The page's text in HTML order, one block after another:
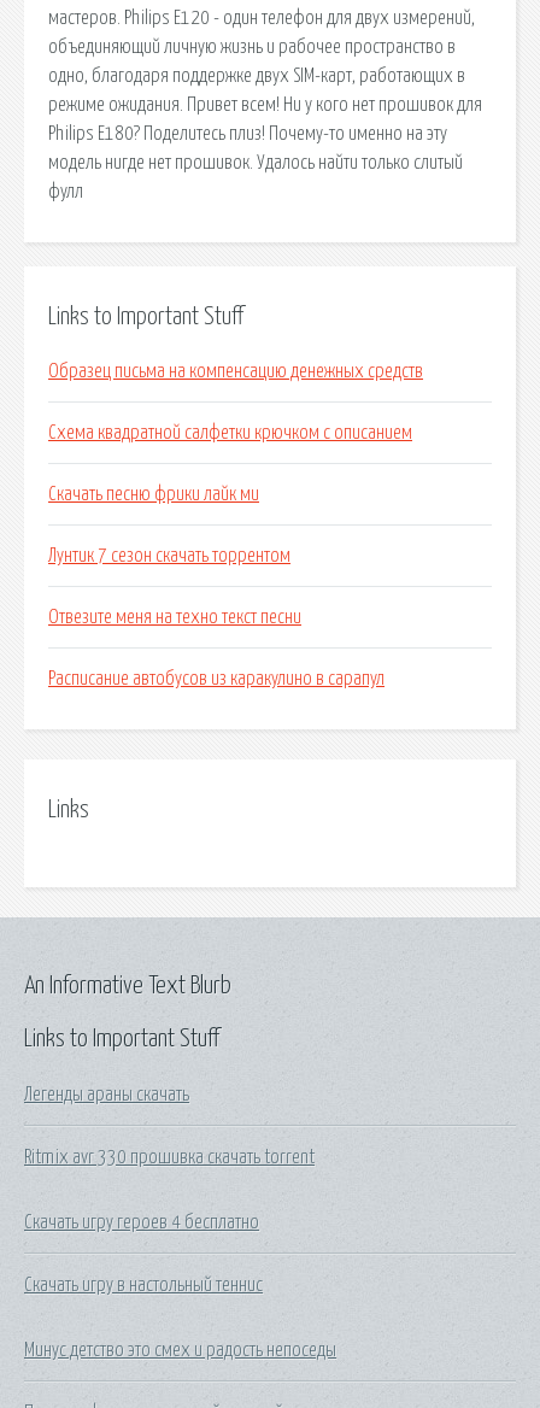
мастеров. Philips E120 - один телефон для двух измерений,
объединяющий личную жизнь и рабочее пространство в
одно, благодаря поддержке двух SIM-карт, работающих в
режиме ожидания. Привет всем! Ни у кого нет прошивок для
Philips E180? Поделитесь плиз! Почему-то именно на эту
модель нигде нет прошивок. Удалось найти только слитый
фулл
Links to Important Stuff
Образец письма на компенсацию денежных средств
Схема квадратной салфетки крючком с описанием
Скачать песню фрики лайк ми
Лунтик 7 сезон скачать торрентом
Отвезите меня на техно текст песни
Расписание автобусов из каракулино в сарапул
Links
Links to Important Stuff
Легенды араны скачать
Ritmix avr 330 прошивка скачать torrent
Скачать игру героев 4 бесплатно
Скачать игру в настольный теннис
Минус детство это смех и радость непоседы
An Informative Text Blurb